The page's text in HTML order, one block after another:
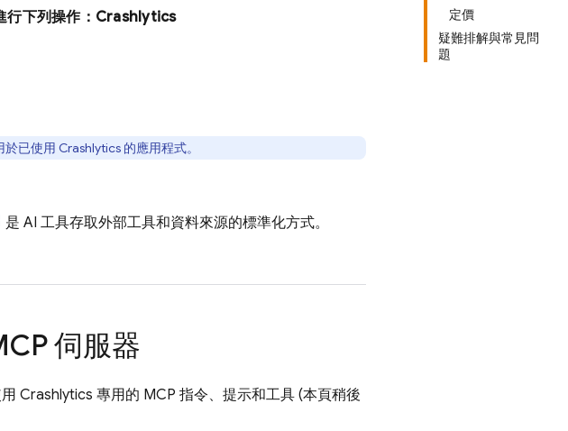
定價
疑難排解與常見問
題
下列操作： Crashlytics
於已使用 Crashlytics 的應用程式。
是 AI 工具存取外部工具和資料來源的標準化方式。
伺服器
Crashlytics 專用的 MCP 指令、提示和工具 (本頁稍後